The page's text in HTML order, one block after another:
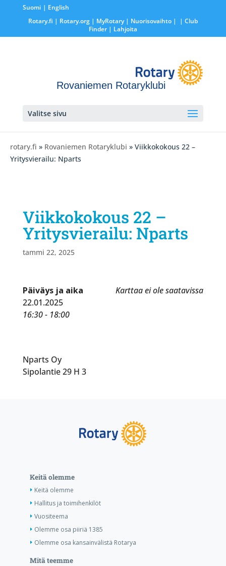
Suomi
English
Rotary.fi | Rotary.org| MyRotary | Nuorisovaihto|
| Club
Finder| Lahjoita
Rovaniemen Rotaryklubi
Valitse sivu
rotary.fi » Rovaniemen Rotaryklubi » Viikkokokous 22 –
Yritysvierailu: Nparts
Viikkokokous 22 –
Yritysvierailu: Nparts
tammi 22, 2025
Karttaa ei ole saatavissa
Päiväys ja aika
22.01.2025
16:30 - 18:00
Nparts Oy
Sipolantie 29 H 3
Keitä olemme
Keitä olemme
Hallitus ja toimihenkilöt
Vuositeema
Olemme osa piiriä 1385
Olemme osa kansainvälistä Rotarya
Mitä teemme